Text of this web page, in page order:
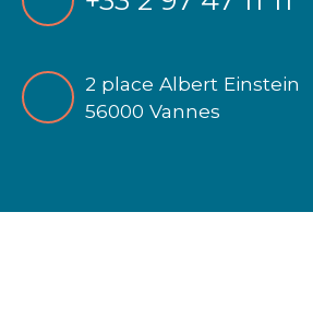
2 place Albert Einstein
56000 Vannes